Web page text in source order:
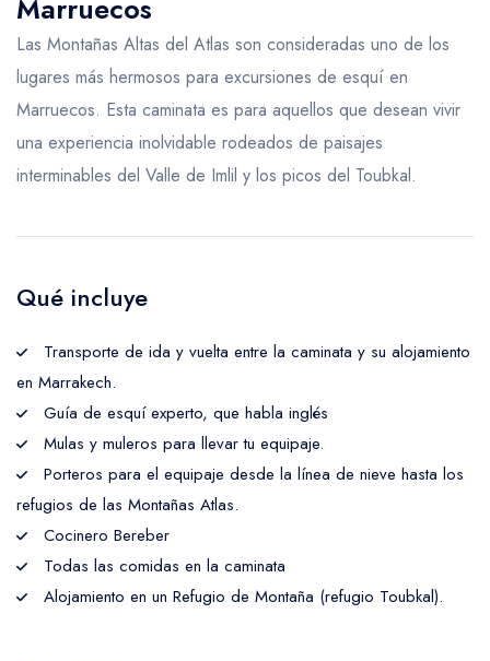
Marruecos
Las Montañas Altas del Atlas son consideradas uno de los
lugares más hermosos para excursiones de esquí en
Marruecos. Esta caminata es para aquellos que desean vivir
una experiencia inolvidable rodeados de paisajes
interminables del Valle de Imlil y los picos del Toubkal.
Qué incluye
Transporte de ida y vuelta entre la caminata y su alojamiento
en Marrakech.
Guía de esquí experto, que habla inglés
Mulas y muleros para llevar tu equipaje.
Porteros para el equipaje desde la línea de nieve hasta los
refugios de las Montañas Atlas.
Cocinero Bereber
Todas las comidas en la caminata
Alojamiento en un Refugio de Montaña (refugio Toubkal).